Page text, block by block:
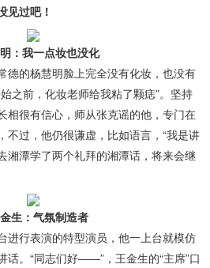
见过吧！
：我一点妆也没化
德的杨慧明脸上完全没有化妆，也没有
之前，化妆老师给我粘了颗痣”。坚持
相很有信心，师从张克谣的他，专门在
不过，他仍很谦虚，比如语言，“我是讲
湘潭学了两个礼拜的湘潭话，将来会继
生：气氛制造者
进行表演的特型演员，他一上台就模仿
话。“同志们好——”，王金生的“主席”口